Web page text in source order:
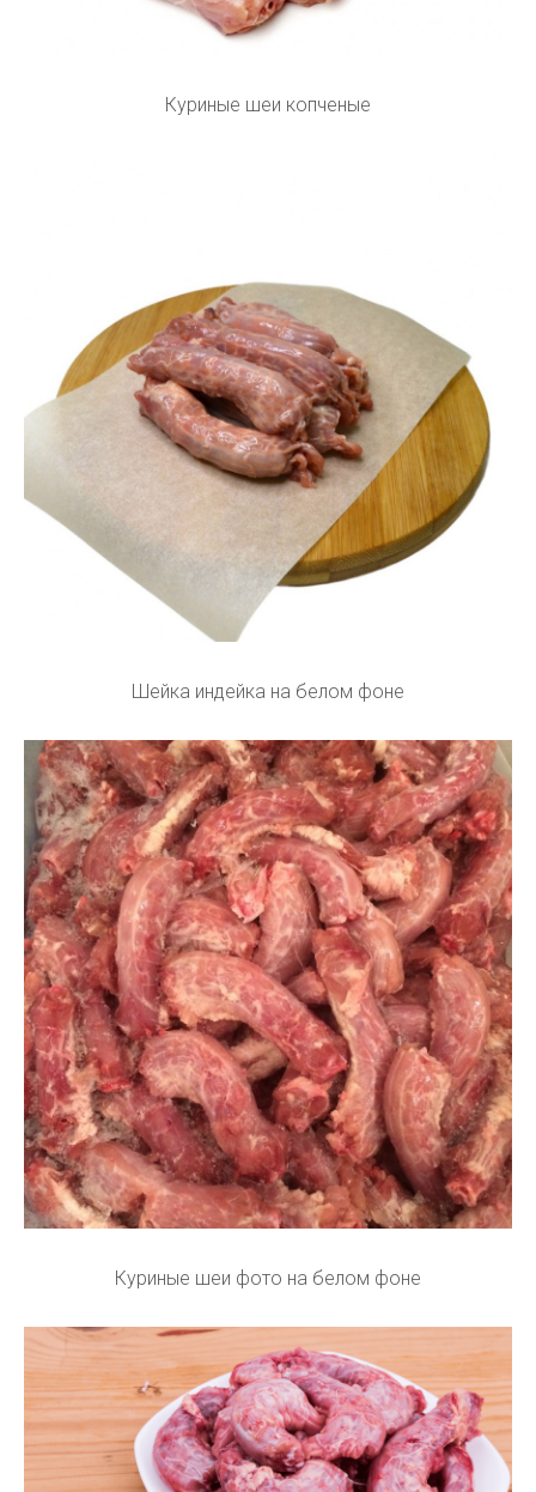
Куриные шеи копченые
Шейка индейка на белом фоне
Куриные шеи фото на белом фоне